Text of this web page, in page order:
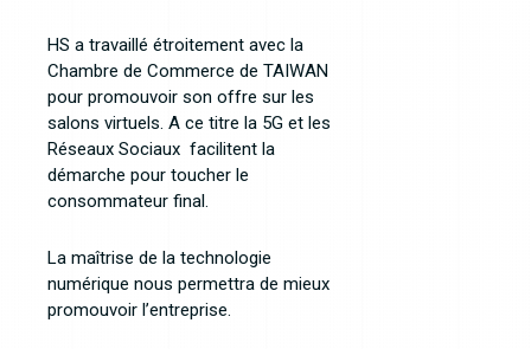
HS a travaillé étroitement avec la
Chambre de Commerce de TAIWAN
pour promouvoir son offre sur les
salons virtuels. A ce titre la 5G et les
Réseaux Sociaux facilitent la
démarche pour toucher le
consommateur final.
La maîtrise de la technologie
numérique nous permettra de mieux
promouvoir l’entreprise.